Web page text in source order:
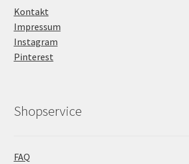
Kontakt
Impressum
Instagram
Pinterest
Shopservice
FAQ